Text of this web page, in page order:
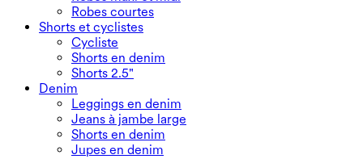
Robes courtes
Shorts et cyclistes
Cycliste
Shorts en denim
Shorts 2.5"
Denim
Leggings en denim
Jeans à jambe large
Shorts en denim
Jupes en denim